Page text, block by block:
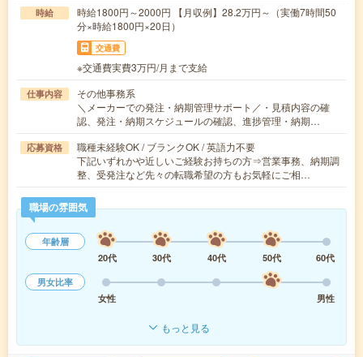
時給
時給1800円～2000円 【月収例】28.2万円～（実働7時間50
分×時給1800円×20日）
交通費
※交通費実費3万円/月まで支給
仕事内容
その他事務系
＼メーカーでの発注・納期管理サポート／・見積内容の確
認、発注・納期スケジュールの確認、進捗管理・納期…
応募資格
職種未経験OK / ブランクOK / 英語力不要
下記いずれかや近しいご経験お持ちの方⇒営業事務、納期調
整、受発注など先々の転職希望の方もお気軽にご相…
職場の雰囲気
年齢層
20代
30代 40代 50代
60代
男女比率
女性
男性
もっと見る